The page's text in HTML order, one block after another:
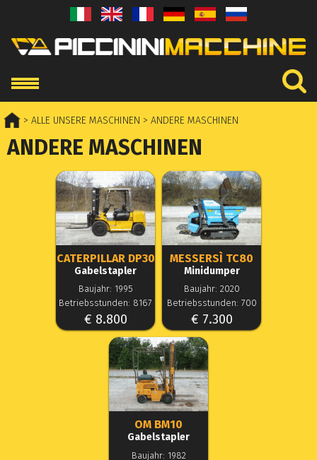
> ALLE UNSERE MASCHINEN > ANDERE MASCHINEN
ANDERE MASCHINEN
CATERPILLAR DP30
Gabelstapler
Baujahr: 1995
Betriebsstunden: 8167
€ 8.800
MESSERSÌ TC80
Minidumper
Baujahr: 2020
Betriebsstunden: 700
€ 7.300
OM BM10
Gabelstapler
Baujahr: 1982